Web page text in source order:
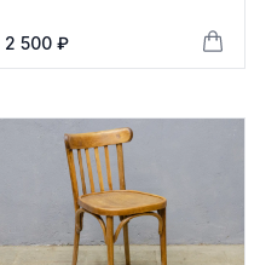
2 500 ₽